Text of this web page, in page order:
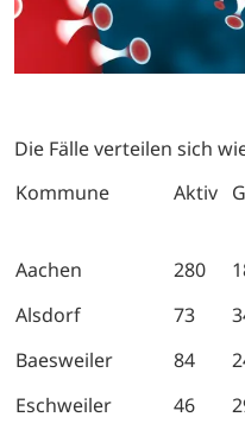
Die Fälle verteilen sich
Kommune
Aktiv
Aachen
280
Alsdorf
73
Baesweiler
84
Eschweiler
46